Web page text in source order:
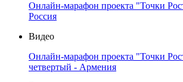
Онлайн-марафон проекта "Точки
Россия
Видео
Онлайн-марафон проекта "Точки
четвертый - Армения